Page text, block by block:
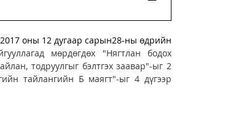
оны 12 дугаар сарын28-ны өдрийн
мөрдөгдөх "Нягтлан бодох
тодруулгыг бэлтгэх заавар"-ыг 2
тайлангийн Б маягт"-ыг 4 дүгээр